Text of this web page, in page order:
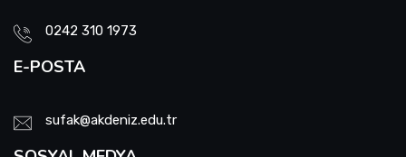
0242 310 1973
E-POSTA
sufak@akdeniz.edu.tr